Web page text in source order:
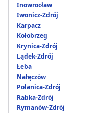
Inowrocław
Iwonicz-Zdrój
Karpacz
Kołobrzeg
Krynica-Zdrój
Lądek-Zdrój
Łeba
Nałęczów
Polanica-Zdrój
Rabka-Zdrój
Rymanów-Zdrój